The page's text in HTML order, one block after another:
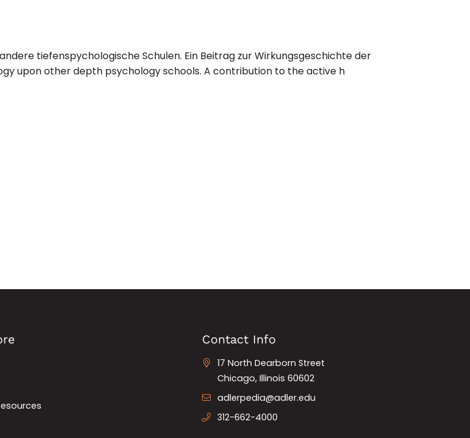
tiefenspychologische Schulen. Ein Beitrag zur Wirkungsgeschichte der
upon other depth psychology schools. A contribution to the active h
Contact Info
17 North Dearborn Street
Chicago, Illinois 60602
adlerpedia@adler.edu
312-662-4000